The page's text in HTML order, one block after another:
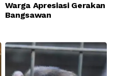
Warga Apresiasi Gerakan
Bangsawan